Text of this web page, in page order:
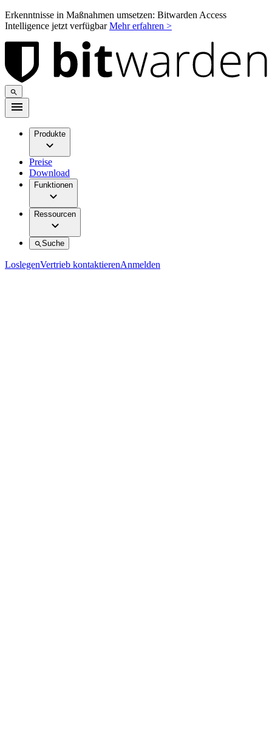
Erkenntnisse in Maßnahmen umsetzen: Bitwarden Access
Intelligence jetzt verfügbarMehr erfahren >
Produkte
Preise
Download
Funktionen
Ressourcen
Suche
LoslegenVertrieb kontaktierenAnmelden